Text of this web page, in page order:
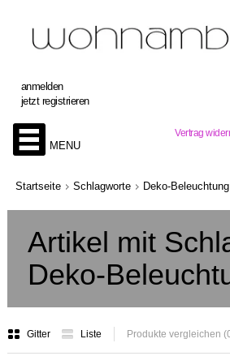
Vertrag
anmelden
jetzt registrieren
MENU
Startseite Schlagworte Deko-Beleuchtung
Artikel mit
Deko-
Gitter Liste Produkte vergleichen